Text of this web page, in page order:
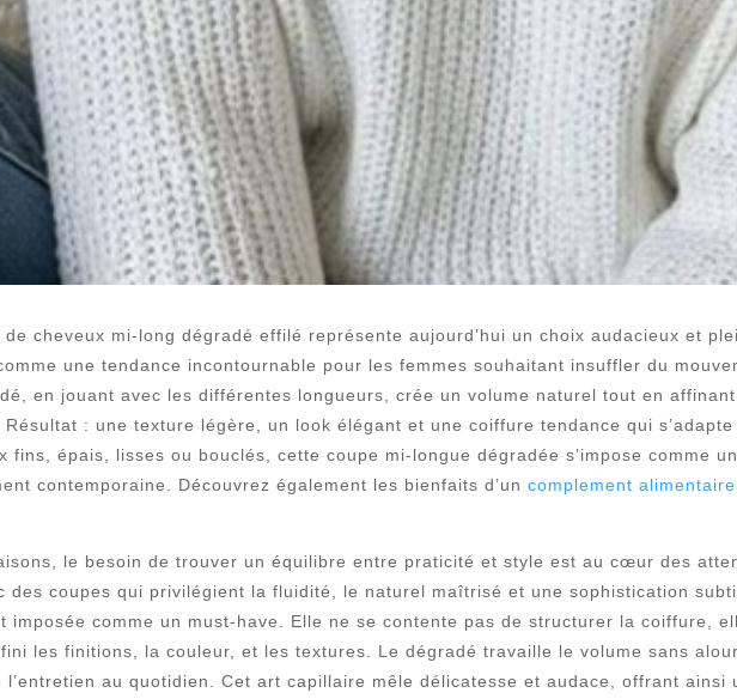
cheveux mi-long dégradé effilé représente aujourd’hui un choix audacieux et
une tendance incontournable pour les femmes souhaitant insuffler du
en jouant avec les différentes longueurs, crée un volume naturel tout en
: une texture légère, un look élégant et une coiffure tendance qui
fins, épais, lisses ou bouclés, cette coupe mi-longue dégradée s’impose comme
contemporaine. Découvrez également les bienfaits d’uncomplement
le besoin de trouver un équilibre entre praticité et style est au cœur des
des coupes qui privilégient la fluidité, le naturel maîtrisé et une sophistication
imposée comme un must-have. Elle ne se contente pas de structurer la coiffure,
les finitions, la couleur, et les textures. Le dégradé travaille le volume sans
au quotidien. Cet art capillaire mêle délicatesse et audace, offrant ainsi